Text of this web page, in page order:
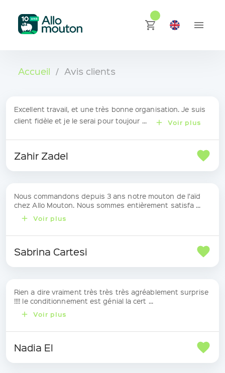
Accueil / Avis clients
Excellent travail, et une très bonne organisation. Je suis
client fidèle et je le serai pour toujour ...
Voir plus
Zahir Zadel
Nous commandons depuis 3 ans notre mouton de l’aïd
chez Allo Mouton. Nous sommes entièrement satisfa ...
Voir plus
Sabrina Cartesi
Rien a dire vraiment très très très agréablement surprise
!!!! le conditionnement est génial la cert ...
Voir plus
Nadia El